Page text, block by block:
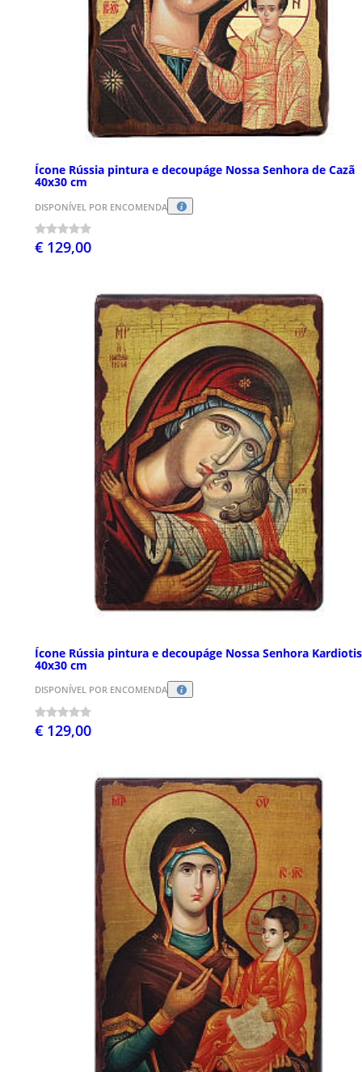
Ícone Rússia pintura e decoupáge Nossa Senhora de Cazã
40x30 cm
DISPONÍVEL POR ENCOMENDA
€ 129,00
Ícone Rússia pintura e decoupáge Nossa Senhora
40x30 cm
DISPONÍVEL POR ENCOMENDA
€ 129,00